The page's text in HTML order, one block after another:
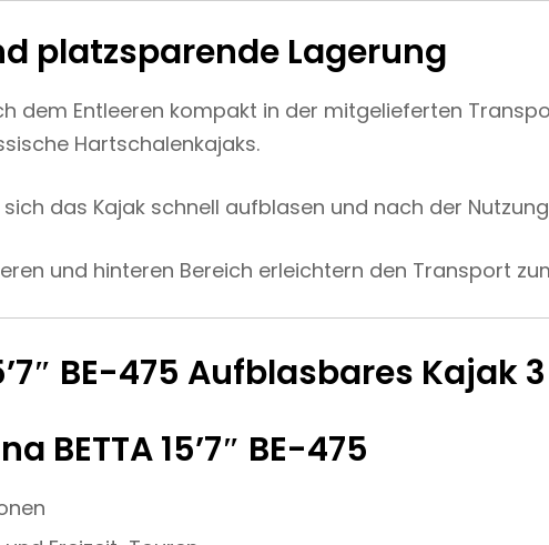
platzsparende Lagerung
dem Entleeren kompakt in der mitgelieferten
Hartschalenkajaks.
das Kajak schnell aufblasen und nach der
und hinteren Bereich erleichtern den Transport
BETTA 15’7″ BE-475